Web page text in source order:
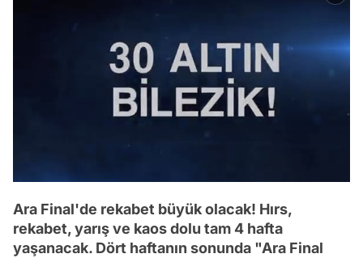
Ara Final'de rekabet büyük olacak! Hırs,
rekabet, yarış ve kaos dolu tam 4 hafta
yaşanacak. Dört haftanın sonunda "Ara Final